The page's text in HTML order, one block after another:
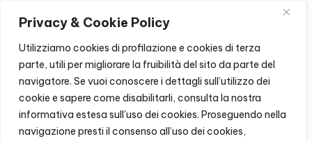
Privacy & Cookie Policy
Utilizziamo cookies di profilazione e cookies di terza
parte, utili per migliorare la fruibilità del sito da parte del
navigatore. Se vuoi conoscere i dettagli sull’utilizzo dei
cookie e sapere come disabilitarli, consulta la nostra
informativa estesa sull’uso dei cookies. Proseguendo nella
navigazione presti il consenso all’uso dei cookies,